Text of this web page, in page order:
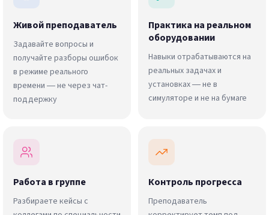
Живой преподаватель
Задавайте вопросы и
получайте разборы ошибок
в режиме реального
времени — не через чат-
поддержку
Практика на реальном
оборудовании
Навыки отрабатываются на
реальных задачах и
установках — не в
симуляторе и не на бумаге
Работа в группе
Разбираете кейсы с
Контроль прогресса
Преподаватель